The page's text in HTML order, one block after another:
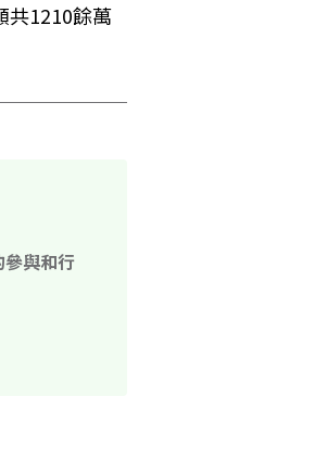
共1210餘萬
參與和行